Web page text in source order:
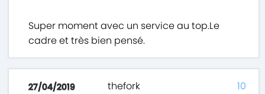
Super moment avec un service au top.Le
cadre et très bien pensé.
27/04/2019 thefork 10